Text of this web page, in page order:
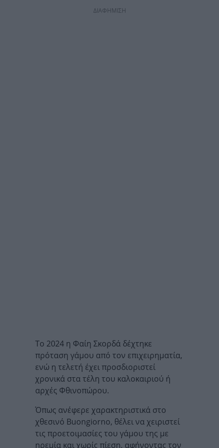
ΔΙΑΦΗΜΙΣΗ
To 2024 η Φαίη Σκορδά δέχτηκε
πρόταση γάμου από τον επιχειρηματία,
ενώ η τελετή έχει προσδιοριστεί
χρονικά στα τέλη του καλοκαιριού ή
αρχές Φθινοπώρου.
Όπως ανέφερε χαρακτηριστικά στο
χθεσινό Buongiorno, θέλει να χειριστεί
τις προετοιμασίες του γάμου της με
ηρεμία και χωρίς πίεση, αφήνοντας τον